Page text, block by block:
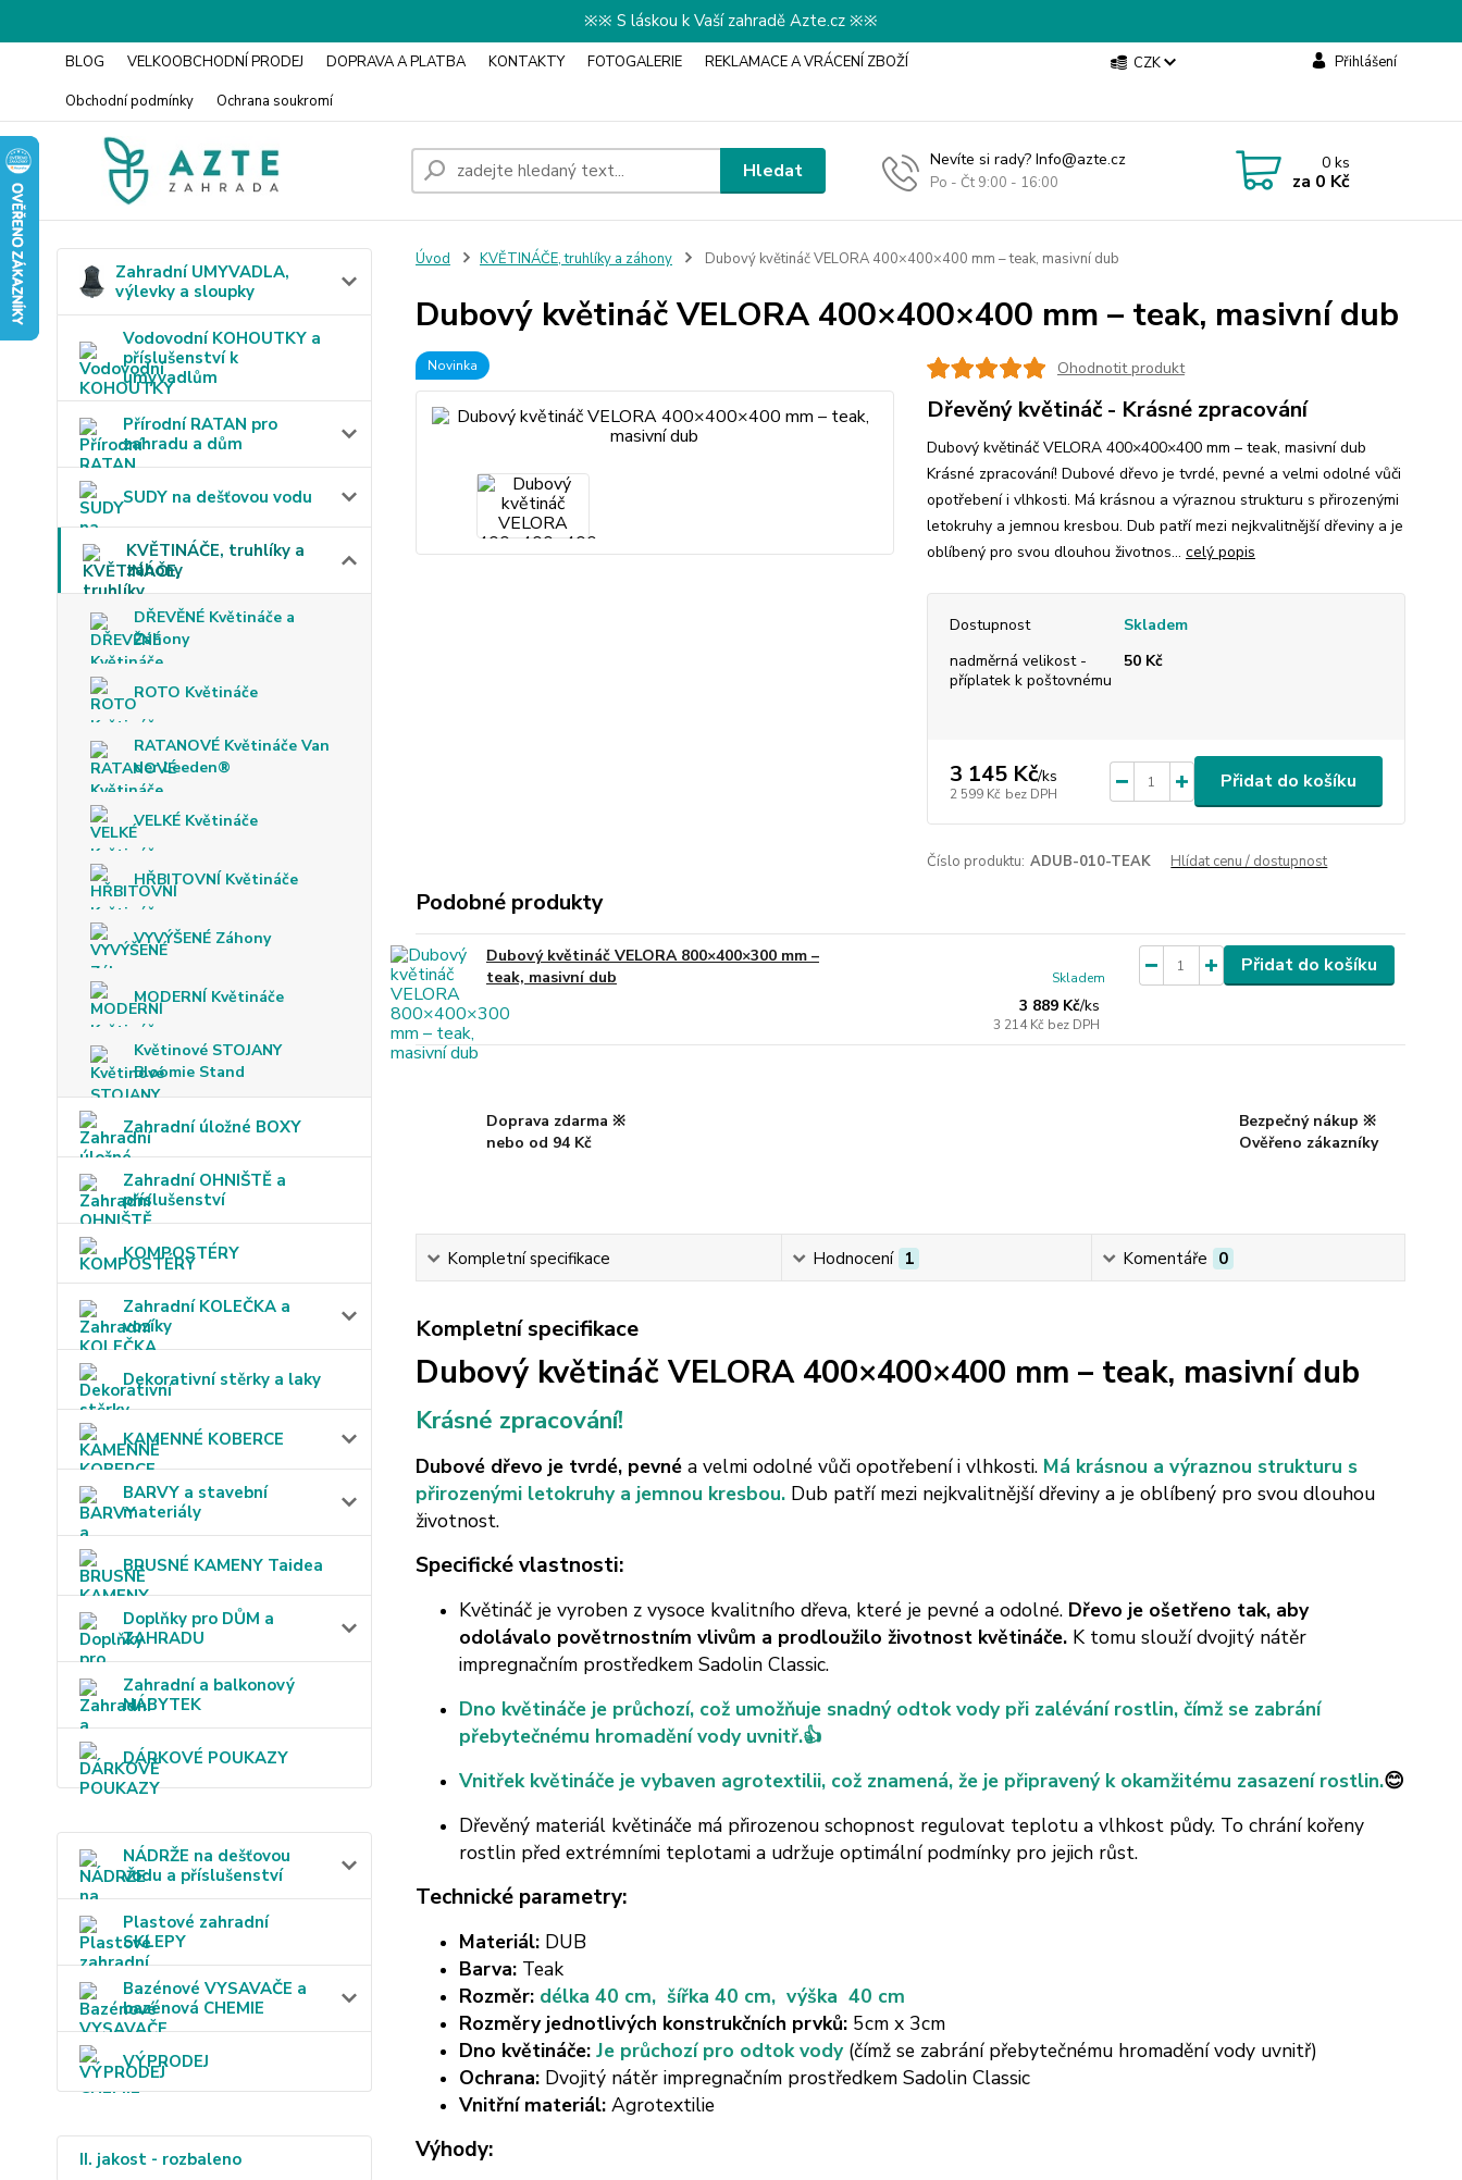
※※ S láskou k Vaší zahradě Azte.cz ※※
BLOG VELKOOBCHODNÍ PRODEJ DOPRAVA A PLATBA KONTAKTY FOTOGALERIE
REKLAMACE A VRÁCENÍ ZBOŽÍ
Obchodní podmínky
Ochrana soukromí
CZK Přihlášení
Hledat Nevíte si rady? Info@azte.cz
Po - Čt 9:00 - 16:00
0ks
za 0 Kč
Zahradní UMYVADLA,
výlevky a sloupky
Vodovodní KOHOUTKY a
příslušenství k
umyvadlům
Přírodní RATAN pro
zahradu a dům
SUDY na dešťovou vodu
KVĚTINÁČE, truhlíky a
záhony
DŘEVĚNÉ Květináče a
Záhony
ROTO Květináče
RATANOVÉ Květináče Van
der Leeden®
VELKÉ Květináče
HŘBITOVNÍ Květináče
VYVÝŠENÉ Záhony
MODERNÍ Květináče
Květinové STOJANY
Bloomie Stand
Zahradní úložné BOXY
Zahradní OHNIŠTĚ a
příslušenství
KOMPOSTÉRY
Zahradní KOLEČKA a
vozíky
Dekorativní stěrky a laky
KAMENNÉ KOBERCE
BARVY a stavební
materiály
BRUSNÉ KAMENY Taidea
Doplňky pro DŮM a
ZAHRADU
Zahradní a balkonový
NÁBYTEK
DÁRKOVÉ POUKAZY
NÁDRŽE na dešťovou
vodu a příslušenství
Plastové zahradní
SKLEPY
Bazénové VYSAVAČE a
bazénová CHEMIE
VÝPRODEJ
II. jakost - rozbaleno
Úvod KVĚTINÁČE, truhlíky a záhony Dubový květináč VELORA 400×400×400 mm – teak, masivní dub
Dubový květináč VELORA 400×400×400 mm – teak, masivní dub
Novinka Ohodnotit produkt
Dřevěný květináč - Krásné zpracování
Dubový květináč VELORA 400×400×400 mm – teak, masivní dub
Krásné zpracování! Dubové dřevo je tvrdé, pevné a velmi odolné vůči
opotřebení i vlhkosti. Má krásnou a výraznou strukturu s přirozenými
letokruhy a jemnou kresbou. Dub patří mezi nejkvalitnější dřeviny a je
oblíbený pro svou dlouhou životnos... celý popis
Dostupnost
Skladem
nadměrná velikost -
příplatek k poštovnému
50 Kč
3 145 Kč/ks
2 599 Kč bez DPH
Přidat do košíku
Číslo produktu: ADUB-010-TEAK Hlídat cenu / dostupnost
Podobné produkty
Dubový květináč VELORA 800×400×300 mm –
teak, masivní dub
3 889 Kč/ks
3 214 Kč bez DPH
Skladem
Přidat do košíku
Doprava zdarma ※
nebo od 94 Kč
Bezpečný nákup ※
Ověřeno zákazníky
Kompletní specifikace Hodnocení 1 Komentáře 0
Kompletní specifikace
Dubový květináč VELORA 400×400×400 mm – teak, masivní dub
Krásné zpracování!
Dubové dřevo je tvrdé, pevnéa velmi odolné vůči opotřebení i vlhkosti. Má krásnou a výraznou strukturu s
přirozenými letokruhy a jemnou kresbou. Dub patří mezi nejkvalitnější dřeviny a je oblíbený pro svou dlouhou
životnost.
Specifické vlastnosti:
Květináč je vyroben z vysoce kvalitního dřeva, které je pevné a odolné. Dřevo je ošetřeno tak, aby
odolávalo povětrnostním vlivům a prodloužilo životnost květináče. K tomu slouží dvojitý nátěr
impregnačním prostředkem Sadolin Classic.
Dno květináče je průchozí, což umožňuje snadný odtok vody při zalévání rostlin, čímž se zabrání
přebytečnému hromadění vody uvnitř.👍
Vnitřek květináče je vybaven agrotextilii, což znamená, že je připravený k okamžitému zasazení rostlin.😊
Dřevěný materiál květináče má přirozenou schopnost regulovat teplotu a vlhkost půdy. To chrání kořeny
rostlin před extrémními teplotami a udržuje optimální podmínky pro jejich růst.
Technické parametry:
Materiál:DUB
Barva:Teak
Rozměr: délka 40 cm, šířka 40 cm, výška 40 cm
Rozměry jednotlivých konstrukčních prvků:5cm x 3cm
Dno květináče: Je průchozí pro odtok vody (čímž se zabrání přebytečnému hromadění vody uvnitř)
Ochrana:Dvojitý nátěr impregnačním prostředkem Sadolin Classic
Vnitřní materiál:Agrotextilie
Výhody: